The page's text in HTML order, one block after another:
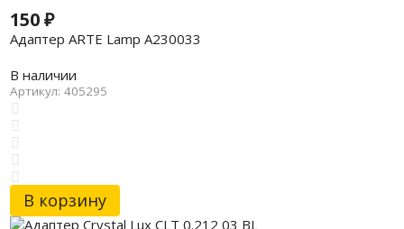
150₽
Адаптер ARTE Lamp A230033
В наличии
Артикул: 405295
В корзину